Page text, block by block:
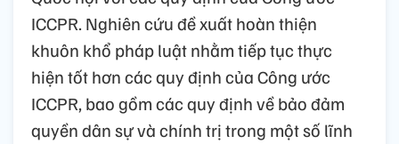
ICCPR. Nghiên cứu đề xuất hoàn thiện
khuôn khổ pháp luật nhằm tiếp tục thực
hiện tốt hơn các quy định của Công ước
ICCPR, bao gồm các quy định về bảo đảm
quyền dân sự và chính trị trong một số lĩnh